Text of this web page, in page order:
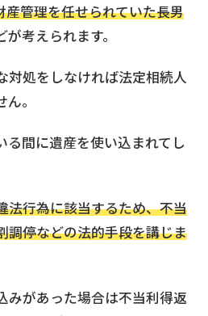
産管理を任せられていた長男
が考えられます。
対処をしなければ法定相続人
。
る間に遺産を使い込まれてし
法行為に該当するため、不当
調停などの法的手段を講じま
みがあった場合は不当利得返